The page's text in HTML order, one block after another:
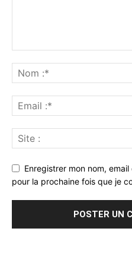
Enregistrer mon nom,
pour la prochaine fois que je